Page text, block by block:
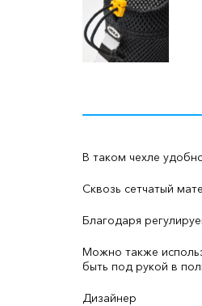
В таком чехле
Сквозь сетчатый
Благодаря
Можно также
быть под рукой в
Дизайнер